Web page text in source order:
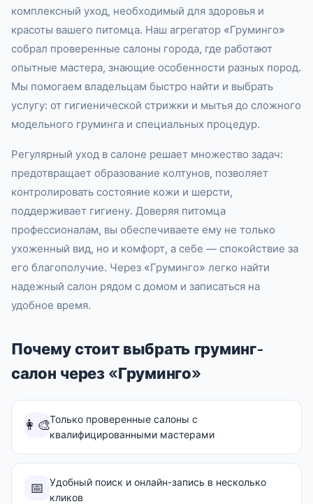
комплексный уход, необходимый для здоровья и
красоты вашего питомца. Наш агрегатор «Груминго»
собрал проверенные салоны города, где работают
опытные мастера, знающие особенности разных пород.
Мы помогаем владельцам быстро найти и выбрать
услугу: от гигиенической стрижки и мытья до сложного
модельного груминга и специальных процедур.
Регулярный уход в салоне решает множество задач:
предотвращает образование колтунов, позволяет
контролировать состояние кожи и шерсти,
поддерживает гигиену. Доверяя питомца
профессионалам, вы обеспечиваете ему не только
ухоженный вид, но и комфорт, а себе — спокойствие за
его благополучие. Через «Груминго» легко найти
надежный салон рядом с домом и записаться на
удобное время.
Почему стоит выбрать груминг-
салон через «Груминго»
👩‍🎨Только проверенные салоны с
квалифицированными мастерами
📅 Удобный поиск и онлайн-запись в несколько
кликов